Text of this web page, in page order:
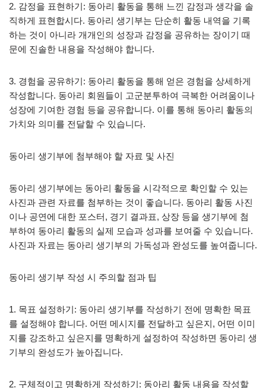
2. 감정을 표현하기: 동아리 활동을 통해 느낀 감정과 생각을 솔
직하게 표현합시다. 동아리 생기부는 단순히 활동 내역을 기록
하는 것이 아니라 개개인의 성장과 감정을 공유하는 장이기 때
문에 진솔한 내용을 작성해야 합니다.
3. 경험을 공유하기: 동아리 활동을 통해 얻은 경험을 상세하게
작성합니다. 동아리 회원들이 고군분투하여 극복한 어려움이나
성장에 기여한 경험 등을 공유합니다. 이를 통해 동아리 활동의
가치와 의미를 전달할 수 있습니다.
동아리 생기부에 첨부해야 할 자료 및 사진
동아리 생기부에는 동아리 활동을 시각적으로 확인할 수 있는
사진과 관련 자료를 첨부하는 것이 좋습니다. 동아리 활동 사진
이나 공연에 대한 포스터, 경기 결과표, 상장 등을 생기부에 첨
부하여 동아리 활동의 실제 모습과 성과를 보여줄 수 있습니다.
사진과 자료는 동아리 생기부의 가독성과 완성도를 높여줍니다.
동아리 생기부 작성 시 주의할 점과 팁
1. 목표 설정하기: 동아리 생기부를 작성하기 전에 명확한 목표
를 설정해야 합니다. 어떤 메시지를 전달하고 싶은지, 어떤 이미
지를 강조하고 싶은지를 명확하게 설정하여 작성하면 동아리 생
기부의 완성도가 높아집니다.
2. 구체적이고 명확하게 작성하기: 동아리 활동 내용을 작성할